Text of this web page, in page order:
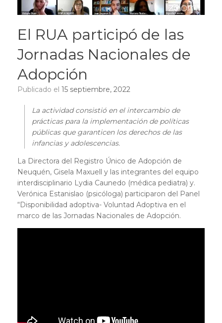
El RUA participó de las
Jornadas Nacionales de
Adopción
Publicado el 15 septiembre, 2022
La actividad consistió en el intercambio de
prácticas para la implementación de políticas
públicas que garanticen los derechos de las
infancias y adolescencias.
La Directora del Registro Único de Adopción de
Neuquén, Gisela Maxuell y las integrantes del equipo
interdisciplinario Lydia Caunedo (médica pediatra) y.
Verónica Estanislao (psicóloga) participaron del Panel
“Disponibilidad adoptiva- Voluntad Adoptiva en el
marco de las Jornadas Nacionales de Adopción.